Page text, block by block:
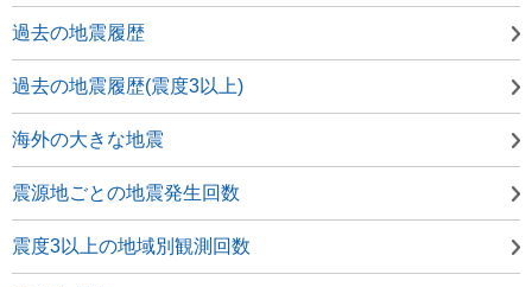
過去の地震履歴
過去の地震履歴(震度3以上)
海外の大きな地震
震源地ごとの地震発生回数
震度3以上の地域別観測回数